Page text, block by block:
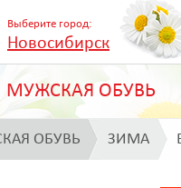
Выберите город:
Новосибирск
МУЖСКАЯ ОБУВЬ
ОБУВЬ ЗИМА